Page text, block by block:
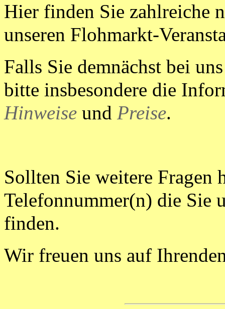
Hier finden Sie zahlreiche
unseren Flohmarkt-
Falls Sie demnächst bei
bitte insbesondere die
Hinweise und Preise.
Sollten Sie weitere Fragen
Telefonnummer(n) die Sie
finden.
Wir freuen uns auf